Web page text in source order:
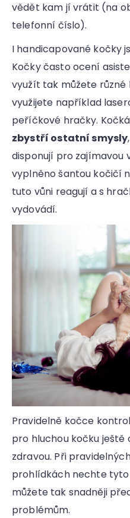
vědět kam jí vrátit (na
telefonní číslo).
I handicapované kočky
Kočky často ocení
využít tak můžete různé
využijete například
peříčkové hračky.
zbystří ostatní smysly
disponují pro zajímavou
vyplněno šantou kočičí
tuto vůni reagují a s
vydovádí.
Pravidelně kočce
pro hluchou kočku ještě
zdravou. Při
prohlídkách nechte
můžete tak snadněji
problémům.